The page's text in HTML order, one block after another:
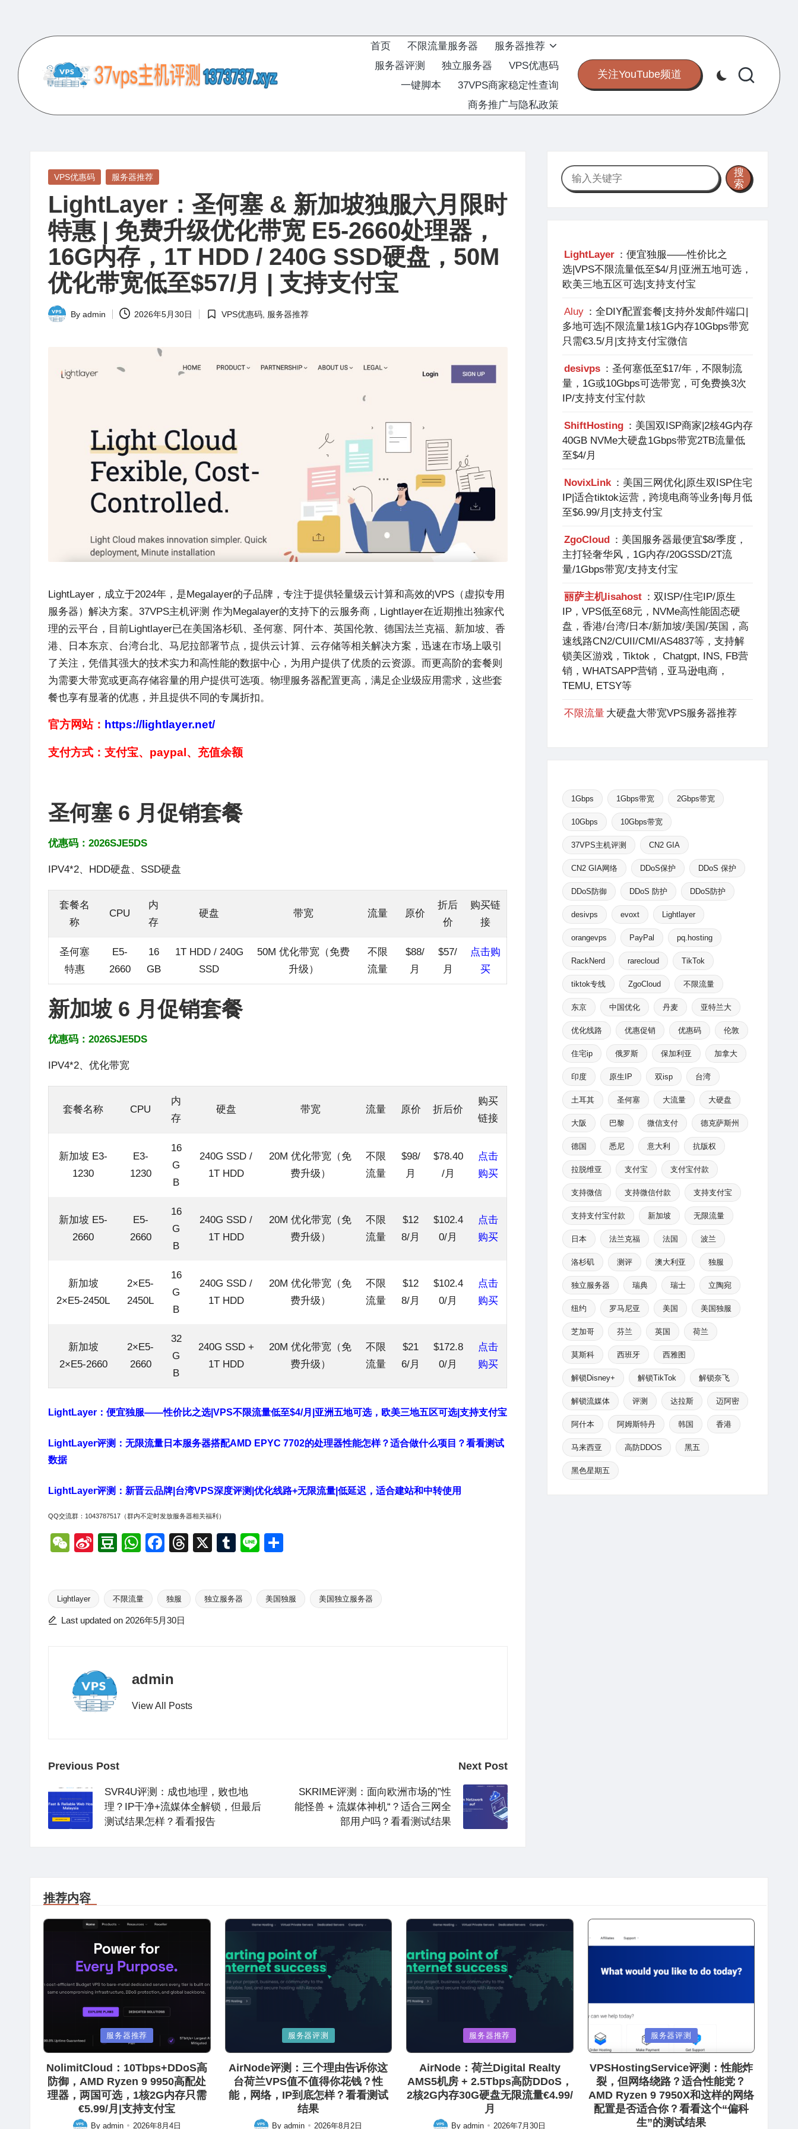
content
P
S
主
机
评
测
业
服
务
评
测
网
首页 不限流量服务器
服务器推荐
服务器评测
独立服务器
VPS优惠码
一键脚本
37VPS商家稳定性查询
商务推广与隐私政策
关注YouTube频道
Posted
VPS优惠码 服务器推荐
LightLayer：圣何塞 & 新加坡独服六月限时
特惠 | 免费升级优化带宽 E5-2660处理器，
16G内存，1T HDD / 240G SSD硬盘，50M
优化带宽低至$57/月 | 支持支付宝
Posted
By admin 2026年5月30日
Posted
VPS优惠码, 服务器推荐
LightLayer ，成立于2024年，是Megalayer的子品牌，专注于提供轻量级云计算和高效的VPS（虚拟专用
服务器）解决方案。37VPS主机评测 作为Megalayer的支持下的云服务商， Lightlayer在近期推出独家代
理的云平台，目前Lightlayer已在美国洛杉矶、圣何塞、阿什本、英国伦敦、德国法兰克福、新加坡、香
港、日本东京、台湾台北、马尼拉部署节点，提供云计算、云存储等相关解决方案，迅速在市场上吸引
了关注，凭借其强大的技术实力和高性能的数据中心，为用户提供了优质的云资源。而更高阶的套餐则
为需要大带宽或更高存储容量的用户提供可选项。物理服务器配置更高，满足企业级应用需求，这些套
餐也享有显著的优惠，并且提供不同的专属折扣。
官方网站： https://lightlayer.net/
支付方式：支付宝、 paypal、充值余额
圣何塞 6 月促销套餐
优惠码：2026SJE5DS
IPV4*2、HDD硬盘、SSD硬盘
套餐名
称
CPU
内
存
硬盘 带宽 流量 原价
折后
价
购买链
接
圣何塞
特惠
E5-
2660
16
GB
1T HDD / 240G
SSD
50M 优化带宽（免费
升级）
不限
流量
$88/
月
$57/
月
点击购
买
新加坡 6 月促销套餐
优惠码：2026SJE5DS
IPV4*2、优化带宽
套餐名称 CPU
内
存
硬盘 带宽 流量 原价 折后价
购买
链接
新加坡 E3-
1230
E3-
1230
16
G
B
240G SSD /
1T HDD
20M 优化带宽（免
费升级）
不限
流量
$98/
月
$78.40
/月
点击
购买
新加坡 E5-
2660
E5-
2660
16
G
B
240G SSD /
1T HDD
20M 优化带宽（免
费升级）
不限
流量
$12
8/月
$102.4
0/月
点击
购买
新加坡
2×E5-2450L
2×E5-
2450L
16
G
B
240G SSD /
1T HDD
20M 优化带宽（免
费升级）
不限
流量
$12
8/月
$102.4
0/月
点击
购买
新加坡
2×E5-2660
2×E5-
2660
32
G
B
240G SSD +
1T HDD
20M 优化带宽（免
费升级）
不限
流量
$21
6/月
$172.8
0/月
点击
购买
LightLayer：便宜独服——性价比之选|VPS不限流量低至$4/月|亚洲五地可选，欧美三地五区可选|支持支付宝
LightLayer评测：无限流量日本服务器搭配AMD EPYC 7702的处理器性能怎样？适合做什么项目？看看测试
数据
LightLayer评测：新晋云品牌|台湾VPS深度评测|优化线路+无限流量|低延迟，适合建站和中转使用
QQ交流群：1043787517（群内不定时发放服务器相关福利）
W
h
at
Si
W
ei
D
b
a
W
s
A
F
e
b
k
T
a
X
T
bl
Li
Tags:
Lightlayer 不限流量 独服 独立服务器 美国独服 美国独立服务器
Last updated on 2026年5月30日
admin
View All Posts
Post
navigation
Previous Post
SVR4U评测：成也地理，败也地
理？IP干净+流媒体全解锁，但最后
测试结果怎样？看看报告
Next Post
SKRIME评测：面向欧洲市场的”性
能怪兽 + 流媒体神机“？适合三网全
部用户吗？看看测试结果
搜
索
搜
索
LightLayer ：便宜独服——性价比之
选|VPS不限流量低至$4/月|亚洲五地可选，
欧美三地五区可选|支持支付宝
Aluy ：全DIY配置套餐|支持外发邮件端口|
多地可选|不限流量1核1G内存10Gbps带宽
只需€3.5/月|支持支付宝微信
desivps ：圣何塞低至$17/年，不限制流
量，1G或10Gbps可选带宽，可免费换3次
IP/支持支付宝付款
ShiftHosting ：美国双ISP商家|2核4G内存
40GB NVMe大硬盘1Gbps带宽2TB流量低
至$4/月
NovixLink ：美国三网优化|原生双ISP住宅
IP|适合tiktok运营，跨境电商等业务|每月低
至$6.99/月|支持支付宝
ZgoCloud ：美国服务器最便宜$8/季度，
主打轻奢华风，1G内存/20GSSD/2T流
量/1Gbps带宽/支持支付宝
丽萨主机lisahost ：双ISP/住宅IP/原生
IP，VPS低至68元，NVMe高性能固态硬
盘，香港/台湾/日本/新加坡/美国/英国，高
速线路CN2/CUII/CMI/AS4837等，支持解
锁美区游戏，Tiktok， Chatgpt, INS, FB营
销，WHATSAPP营销，亚马逊电商，
TEMU, ETSY等
不限流量 大硬盘大带宽VPS服务器推荐
1Gbps 1Gbps带宽 2Gbps带宽
10Gbps 10Gbps带宽
37VPS主机评测 CN2 GIA
CN2 GIA网络 DDoS保护 DDoS 保护
DDoS防御 DDoS 防护 DDoS防护
desivps evoxt Lightlayer
orangevps PayPal pq.hosting
RackNerd rarecloud TikTok
tiktok专线 ZgoCloud 不限流量
东京 中国优化 丹麦 亚特兰大
优化线路 优惠促销 优惠码 伦敦
住宅ip 俄罗斯 保加利亚 加拿大
印度 原生IP 双isp 台湾
土耳其 圣何塞 大流量 大硬盘
大阪 巴黎 微信支付 德克萨斯州
德国 悉尼 意大利 抗版权
拉脱维亚 支付宝 支付宝付款
支持微信 支持微信付款 支持支付宝
支持支付宝付款 新加坡 无限流量
日本 法兰克福 法国 波兰
洛杉矶 测评 澳大利亚 独服
独立服务器 瑞典 瑞士 立陶宛
纽约 罗马尼亚 美国 美国独服
芝加哥 芬兰 英国 荷兰
莫斯科 西班牙 西雅图
解锁Disney+ 解锁TikTok 解锁奈飞
解锁流媒体 评测 达拉斯 迈阿密
阿什本 阿姆斯特丹 韩国 香港
马来西亚 高防DDOS 黑五
黑色星期五
推荐内容
服务器推荐
NolimitCloud：10Tbps+DDoS高
防御，AMD Ryzen 9 9950高配处
理器，两国可选，1核2G内存只需
€5.99/月|支持支付宝
By admin 2026年8月4日
服务器评测
AirNode评测：三个理由告诉你这
台荷兰VPS值不值得你花钱？性
能，网络，IP到底怎样？看看测试
结果
Byadmin 2026年8月2日
服务器推荐
AirNode：荷兰Digital Realty
AMS5机房 + 2.5Tbps高防DDoS，
2核2G内存30G硬盘无限流量€4.99/
月
Byadmin 2026年7月30日
Posted
in
服务器评测
VPSHostingService评测：性能炸
裂，但网络绕路？适合性能党？
AMD Ryzen 9 7950X和这样的网络
配置是否适合你？看看这个“偏科
生”的测试结果